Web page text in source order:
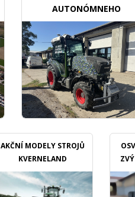
AUTONÓMNEHO
TRAKTORU V SADOCH
AKČNÍ MODELY STROJŮ
KVERNELAND